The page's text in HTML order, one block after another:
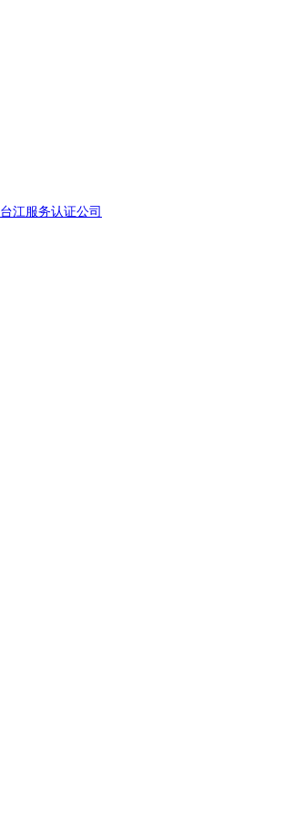
台江服务认证公司